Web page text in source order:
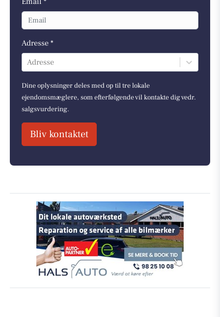
Adresse *
Adresse
Dine oplysninger deles med op til tre lokale
ejendomsmæglere, som efterfølgende vil kontakte dig vedr.
salgsvurdering.
Bliv kontaktet